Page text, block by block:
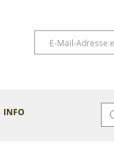
INFO